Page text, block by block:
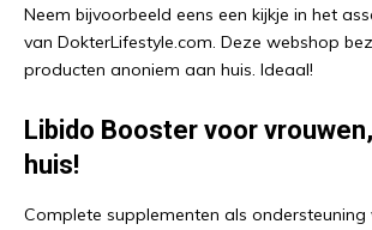
Neem bijvoorbeeld eens een kijkje in het
van DokterLifestyle.com. Deze webshop
producten anoniem aan huis. Ideaal!
Libido Booster voor vrouwen,
huis!
Complete supplementen als ondersteuning